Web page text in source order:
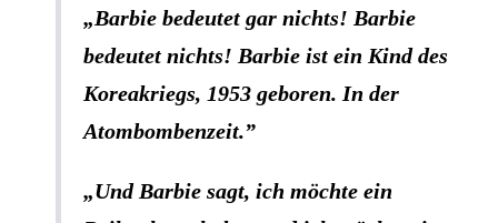
„Barbie bedeutet gar nichts! Barbie
bedeutet nichts! Barbie ist ein Kind des
Koreakriegs, 1953 geboren. In der
Atombombenzeit.”
„Und Barbie sagt, ich möchte ein